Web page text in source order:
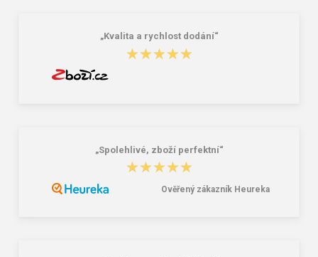
„Kvalita a rychlost dodání“
★★★★★
★★★★★
„Spolehlivé, zboží perfektní“
★★★★★
★★★★★
Ověřený zákazník Heureka